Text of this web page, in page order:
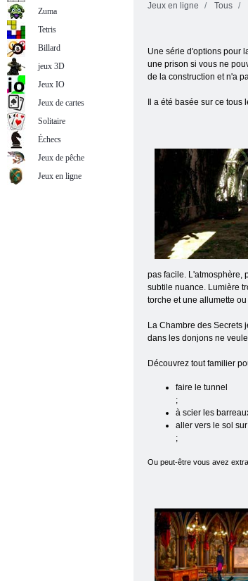
Jeux en ligne Tous
Une série d'options pour
une prison si vous ne
de la construction et n'a
Il a été basée sur ce
pas facile. L'atmosphère,
subtile nuance. Lumière
torche et une allumette
La Chambre des Secrets
dans les donjons ne
Découvrez tout familier
faire le tunnel
;
à scier les
aller vers le sol
;
Ou peut-être vous avez
Zuma
Tetris
Billard
jeux 3D
Jeux IO
Jeux de cartes
Solitaire
Échecs
Jeux de pêche
Jeux en ligne